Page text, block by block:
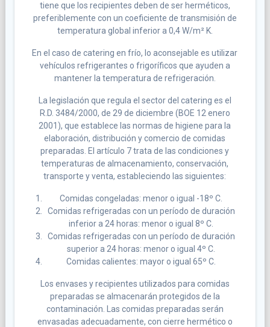
tiene que los recipientes deben de ser herméticos,
preferiblemente con un coeficiente de transmisión de
temperatura global inferior a 0,4 W/m² K.
En el caso de catering en frío, lo aconsejable es utilizar
vehículos refrigerantes o frigoríficos que ayuden a
mantener la temperatura de refrigeración.
La legislación que regula el sector del catering es el
R.D. 3484/2000, de 29 de diciembre (BOE 12 enero
2001), que establece las normas de higiene para la
elaboración, distribución y comercio de comidas
preparadas. El artículo 7 trata de las condiciones y
temperaturas de almacenamiento, conservación,
transporte y venta, estableciendo las siguientes:
Comidas congeladas: menor o igual -18º C.
Comidas refrigeradas con un período de duración
inferior a 24 horas: menor o igual 8º C.
Comidas refrigeradas con un período de duración
superior a 24 horas: menor o igual 4º C.
Comidas calientes: mayor o igual 65º C.
Los envases y recipientes utilizados para comidas
preparadas se almacenarán protegidos de la
contaminación. Las comidas preparadas serán
envasadas adecuadamente, con cierre hermético o